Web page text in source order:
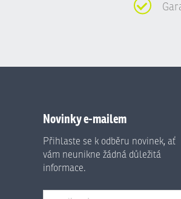
Novinky e-mailem
Přihlaste se k odběru novinek, ať
vám neunikne žádná důležitá
informace.